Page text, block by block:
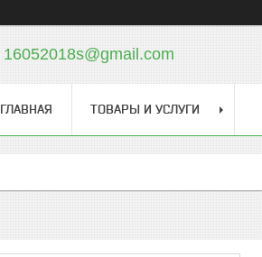
16052018s@gmail.com
ГЛАВНАЯ ТОВАРЫ И УСЛУГИ